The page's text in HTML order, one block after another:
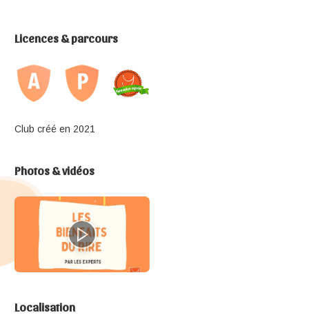
Licences & parcours
Club créé en 2021
Photos & vidéos
Localisation